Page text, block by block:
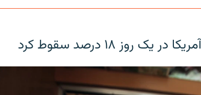
روز ۱۸ درصد سقوط کرد